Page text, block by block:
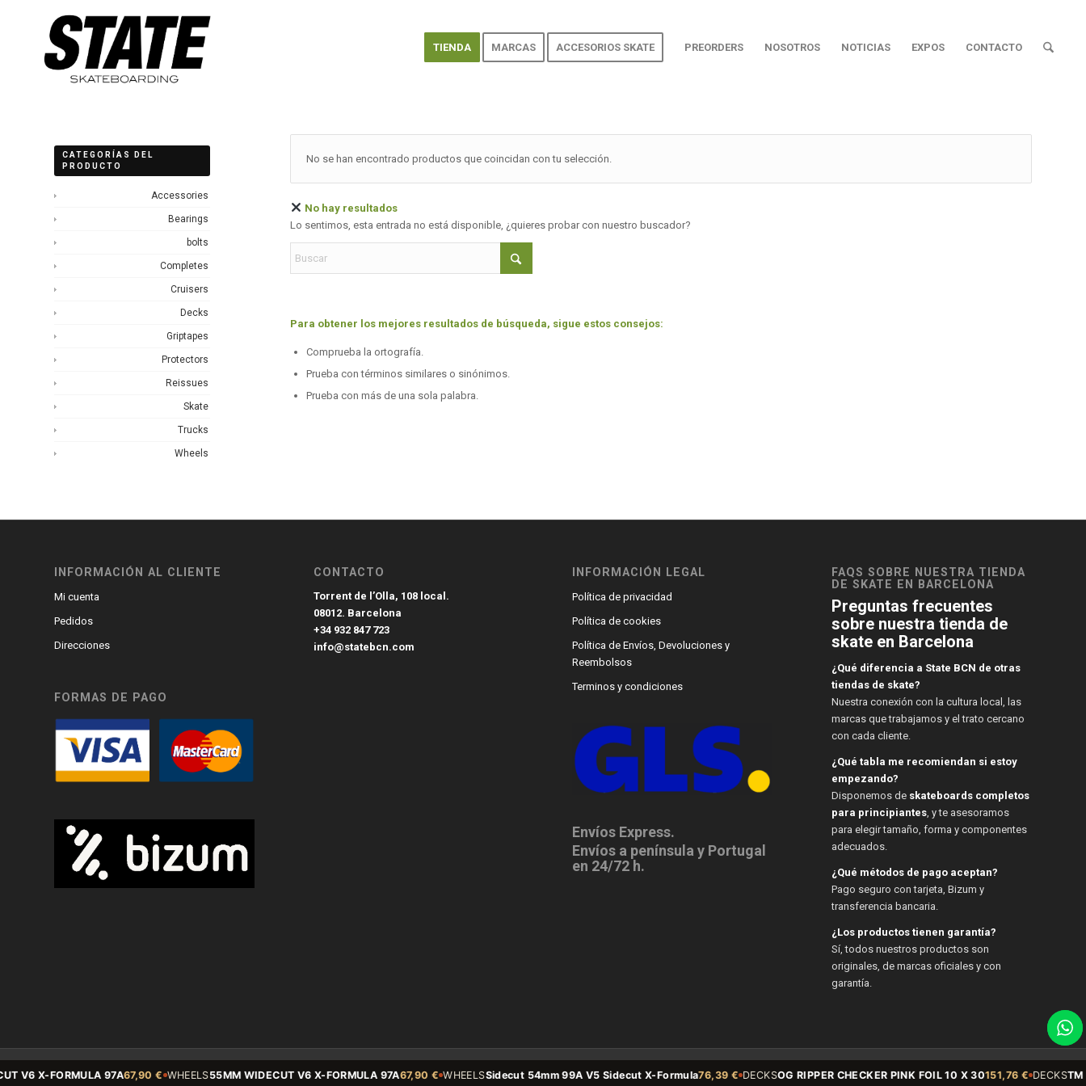
TIENDA MARCAS ACCESORIOS SKATE PREORDERS NOSOTROS NOTICIAS EXPOS CONTACTO
No se han encontrado productos que coincidan con tu selección.
No hay resultados
Lo sentimos, esta entrada no está disponible, ¿quieres probar con nuestro buscador?
Para obtener los mejores resultados de búsqueda, sigue estos consejos:
Comprueba la ortografía.
Prueba con términos similares o sinónimos.
Prueba con más de una sola palabra.
CATEGORÍAS DEL
PRODUCTO
Accessories
Bearings
bolts
Completes
Cruisers
Decks
Griptapes
Protectors
Reissues
Skate
Trucks
Wheels
INFORMACIÓN AL CLIENTE
Mi cuenta
Pedidos
Direcciones
FORMAS DE PAGO
CONTACTO
Torrent de l’Olla, 108 local.
08012. Barcelona
+34 932 847 723
info@statebcn.com
INFORMACIÓN LEGAL
Política de privacidad
Política de cookies
Política de Envíos, Devoluciones y
Reembolsos
Terminos y condiciones
Envíos Express.
Envíos a península y Portugal
en 24/72 h.
FAQS SOBRE NUESTRA TIENDA
DE SKATE EN BARCELONA
Preguntas frecuentes
sobre nuestra tienda de
skate en Barcelona
¿Qué diferencia a State BCN de otras
tiendas de skate?
Nuestra conexión con la cultura local, las
marcas que trabajamos y el trato cercano
con cada cliente.
¿Qué tabla me recomiendan si estoy
empezando?
Disponemos de skateboards completos
para principiantes, y te asesoramos
para elegir tamaño, forma y componentes
adecuados.
¿Qué métodos de pago aceptan?
Pago seguro con tarjeta, Bizum y
transferencia bancaria.
¿Los productos tienen garantía?
Sí, todos nuestros productos son
originales, de marcas oficiales y con
garantía.
© Copyright - State BCN - 2026
X-FORMULA 97A 67,90 € WHEELS55MM WIDECUT V6 X-FORMULA 97A 67,90 € WHEELSSidecut 54mm 99A V5 Sidecut X-Formula76,39 € DECKSOG RIPPER CHECKER PINK FOIL 10 X 30151,76 € DECKSTM